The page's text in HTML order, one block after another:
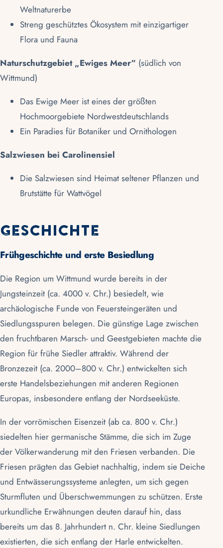
Weltnaturerbe
Streng geschütztes Ökosystem mit einzigartiger
Flora und Fauna
Naturschutzgebiet „Ewiges Meer“ (südlich von
Wittmund)
Das Ewige Meer ist eines der größten
Hochmoorgebiete Nordwestdeutschlands
Ein Paradies für Botaniker und Ornithologen
Salzwiesen bei Carolinensiel
Die Salzwiesen sind Heimat seltener Pflanzen und
Brutstätte für Wattvögel
Geschichte
Frühgeschichte und erste Besiedlung
Die Region um Wittmund wurde bereits in der
Jungsteinzeit (ca. 4000 v. Chr.) besiedelt, wie
archäologische Funde von Feuersteingeräten und
Siedlungsspuren belegen. Die günstige Lage zwischen
den fruchtbaren Marsch- und Geestgebieten machte die
Region für frühe Siedler attraktiv. Während der
Bronzezeit (ca. 2000–800 v. Chr.) entwickelten sich
erste Handelsbeziehungen mit anderen Regionen
Europas, insbesondere entlang der Nordseeküste.
In der vorrömischen Eisenzeit (ab ca. 800 v. Chr.)
siedelten hier germanische Stämme, die sich im Zuge
der Völkerwanderung mit den Friesen verbanden. Die
Friesen prägten das Gebiet nachhaltig, indem sie Deiche
und Entwässerungssysteme anlegten, um sich gegen
Sturmfluten und Überschwemmungen zu schützen. Erste
urkundliche Erwähnungen deuten darauf hin, dass
bereits um das 8. Jahrhundert n. Chr. kleine Siedlungen
existierten, die sich entlang der Harle entwickelten.